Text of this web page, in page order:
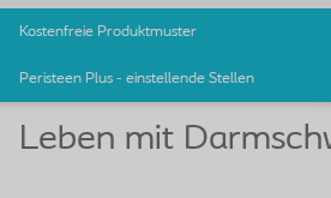
Kostenfreie Produktmuster
Peristeen Plus - einstellende Stellen
Leben mit